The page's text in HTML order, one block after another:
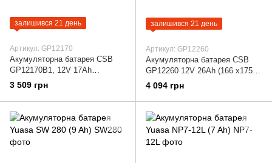
залишився 21 день
Артикул: GP12170
Акумуляторна батарея CSB
GP12170B1, 12V 17Ah
(181х77х167мм) Q4/96
3 509 грн
залишився 21 день
Артикул: GP12260
Акумуляторна батарея CSB
GP12260 12V 26Ah (166 х175
х125 мм) Q2
4 094 грн